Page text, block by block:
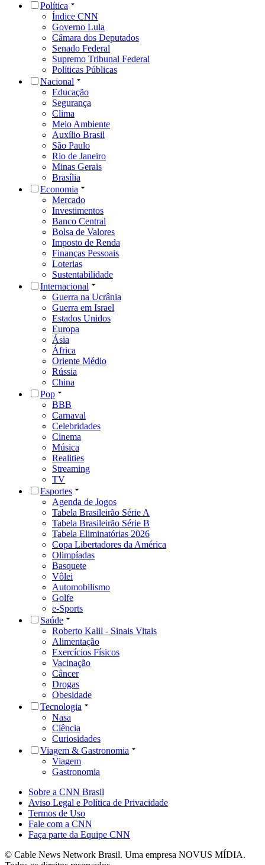
Política
Índice CNN
Governo Lula
Câmara dos Deputados
Senado Federal
Supremo Tribunal Federal
Políticas Públicas
Nacional
Educação
Segurança
Clima
Meio Ambiente
Auxílio Brasil
São Paulo
Rio de Janeiro
Minas Gerais
Brasília
Economia
Mercado
Investimentos
Banco Central
Bolsa de Valores
Imposto de Renda
Finanças Pessoais
Loterias
Sustentabilidade
Internacional
Guerra na Ucrânia
Guerra em Israel
Estados Unidos
Europa
Ásia
África
Oriente Médio
Rússia
China
Pop
BBB
Carnaval
Celebridades
Cinema
Música
Realities
Streaming
TV
Esportes
Agenda de Jogos
Tabela Brasileirão Série A
Tabela Brasileirão Série B
Tabela Eliminatórias 2026
Copa Libertadores da América
Olimpíadas
Basquete
Vôlei
Automobilismo
Golfe
e-Sports
Saúde
Roberto Kalil - Sinais Vitais
Alimentação
Exercícios Físicos
Vacinação
Câncer
Drogas
Obesidade
Tecnologia
Nasa
Ciência
Curiosidades
Viagem & Gastronomia
Viagem
Gastronomia
Sobre a CNN Brasil
Aviso Legal e Política de Privacidade
Termos de Uso
Fale com a CNN
Faça parte da Equipe CNN
© Cable News Network Brasil. Uma empresa NOVUS MÍDIA.